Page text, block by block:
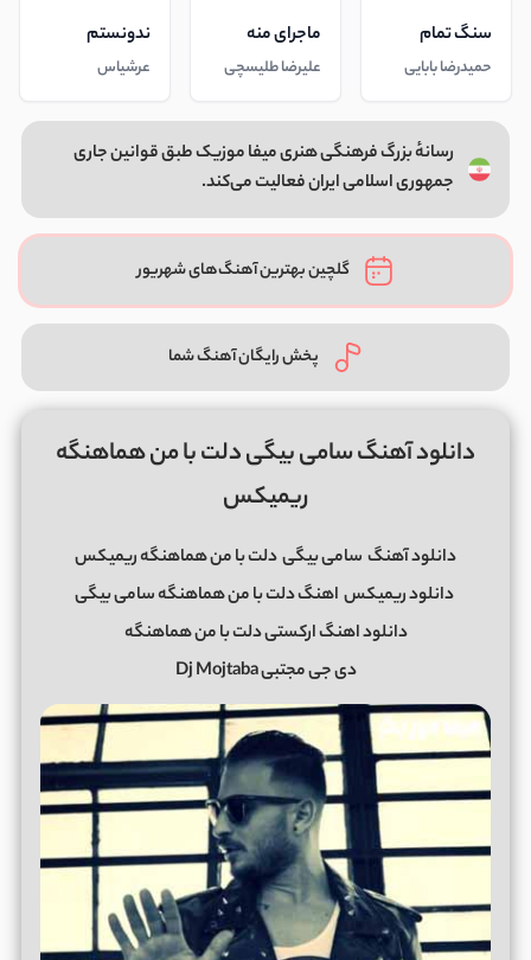
سنگ تمام
حمیدرضا بابایی
ماجرای منه
علیرضا طلیسچی
ندونستم
عرشیاس
رسانهٔ بزرگ فرهنگی هنری میفا موزیک طبق قوانین جاری
جمهوری اسلامی ایران فعالیت می‌کند.
گلچین بهترین آهنگ‌های شهریور
پخش رایگان آهنگ شما
دانلود آهنگ سامی بیگی دلت با من هماهنگه
ریمیکس
دانلود آهنگ سامی بیگیدلت با من هماهنگه ریمیکس
دانلود ریمیکس اهنگ دلت با من هماهنگه سامی بیگی
دانلود اهنگ ارکستی دلت با من هماهنگه
دی جی مجتبی Dj Mojtaba